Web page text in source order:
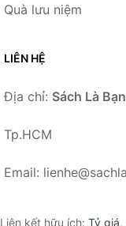
Quà lưu niệm
LIÊN HỆ
Địa chỉ: Sách Là Bạn
Tp.HCM
Email:
Liên kết hữu ích: Tỷ giá,